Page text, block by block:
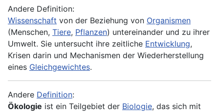
Andere Definition:
Wissenschaft von der Beziehung von Organismen
(Menschen, Tiere, Pflanzen) untereinander und zu ihrer
Umwelt. Sie untersucht ihre zeitliche Entwicklung,
Krisen darin und Mechanismen der Wiederherstellung
eines Gleichgewichtes.
Andere Definition:
Ökologie ist ein Teilgebiet der Biologie, das sich mit